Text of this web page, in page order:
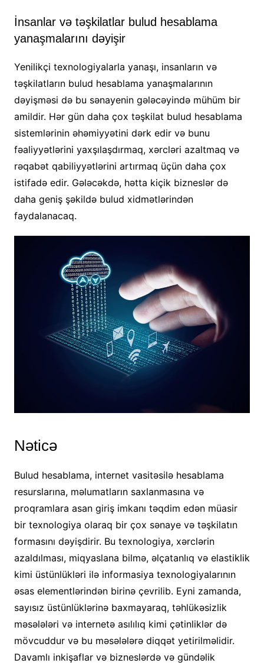
İnsanlar və təşkilatlar bulud hesablama
yanaşmalarını dəyişir
Yenilikçi texnologiyalarla yanaşı, insanların və
təşkilatların bulud hesablama yanaşmalarının
dəyişməsi də bu sənayenin gələcəyində mühüm bir
amildir. Hər gün daha çox təşkilat bulud hesablama
sistemlərinin əhəmiyyətini dərk edir və bunu
fəaliyyətlərini yaxşılaşdırmaq, xərcləri azaltmaq və
rəqabət qabiliyyətlərini artırmaq üçün daha çox
istifadə edir. Gələcəkdə, hətta kiçik bizneslər də
daha geniş şəkildə bulud xidmətlərindən
faydalanacaq.
Nəticə
Bulud hesablama, internet vasitəsilə hesablama
resurslarına, məlumatların saxlanmasına və
proqramlara asan giriş imkanı təqdim edən müasir
bir texnologiya olaraq bir çox sənaye və təşkilatın
formasını dəyişdirir. Bu texnologiya, xərclərin
azaldılması, miqyaslana bilmə, əlçatanlıq və elastiklik
kimi üstünlükləri ilə informasiya texnologiyalarının
əsas elementlərindən birinə çevrilib. Eyni zamanda,
sayısız üstünlüklərinə baxmayaraq, təhlükəsizlik
məsələləri və internetə asılılıq kimi çətinliklər də
mövcuddur və bu məsələlərə diqqət yetirilməlidir.
Davamlı inkişaflar və bizneslərdə və gündəlik